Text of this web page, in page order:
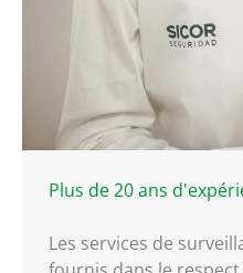
Plus de 20 ans
Les services de